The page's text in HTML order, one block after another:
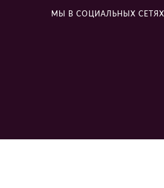
МЫ В СОЦИАЛЬНЫХ СЕТЯХ